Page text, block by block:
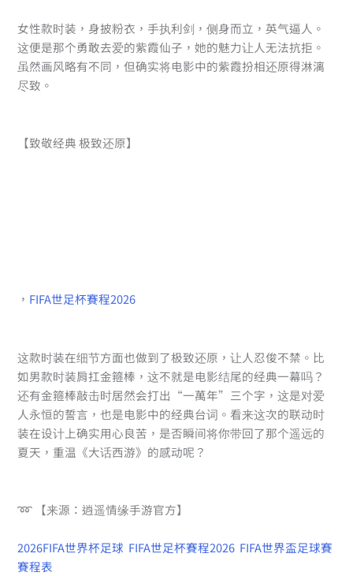
女性款时装，身披粉衣，手执利剑，侧身而立，英气逼人。
这便是那个勇敢去爱的紫霞仙子，她的魅力让人无法抗拒。
虽然画风略有不同，但确实将电影中的紫霞扮相还原得淋漓
尽致。
【致敬经典 极致还原】
， FIFA世足杯賽程2026
这款时装在细节方面也做到了极致还原，让人忍俊不禁。比
如男款时装肩扛金箍棒，这不就是电影结尾的经典一幕吗？
还有金箍棒敲击时居然会打出“一萬年”三个字，这是对爱
人永恒的誓言，也是电影中的经典台词。看来这次的联动时
装在设计上确实用心良苦，是否瞬间将你带回了那个遥远的
夏天，重温《大话西游》的感动呢？
➿ 【来源：逍遥情缘手游官方】
2026FIFA世界杯足球 FIFA世足杯賽程2026 FIFA世界盃足球賽
賽程表